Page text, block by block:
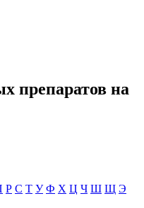
препаратов на
Р С Т У Ф Х Ц Ч Ш Щ Э